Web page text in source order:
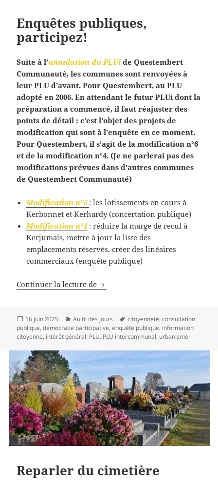
Enquêtes publiques,
participez!
Suite à l’annulation du PLUi de Questembert
Communauté, les communes sont renvoyées à
leur PLU d’avant. Pour Questembert, au PLU
adopté en 2006. En attendant le futur PLUi dont la
préparation a commencé, il faut réajuster des
points de détail : c’est l’objet des projets de
modification qui sont à l’enquête en ce moment.
Pour Questembert, il s’agit de la modification n°6
et de la modification n°4. (Je ne parlerai pas des
modifications prévues dans d’autres communes
de Questembert Communauté)
Modification n°6 : les lotissements en cours à
Kerbonnet et Kerhardy (concertation publique)
Modification n°4 : réduire la marge de recul à
Kerjumais, mettre à jour la liste des
emplacements réservés, créer des linéaires
commerciaux (enquête publique)
Continuer la lecture de Enquêtes publiques, participez!
Publié
le
16 juin 2025 Catégories
Au fil des jours
Mots-
clés
citoyenneté,consultation
publique,démocratie participative,enquête publique, information
citoyenne, intérêt général, PLU, PLU intercommunal, urbanisme
Reparler du cimetière